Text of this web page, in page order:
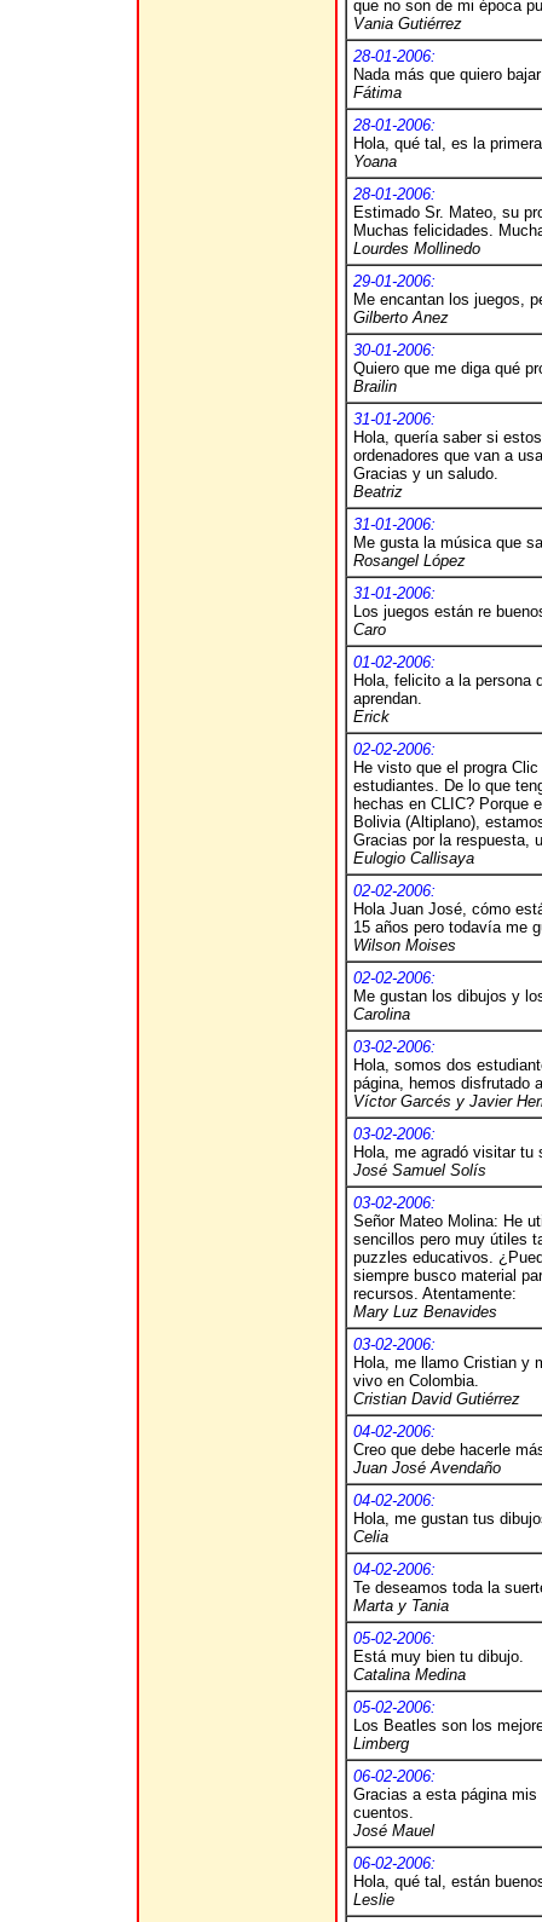
que no son de mi época
Vania Gutiérrez
28-01-2006:
Nada más que quiero
Fátima
28-01-2006:
Hola, qué tal, es la
Yoana
28-01-2006:
Estimado Sr. Mateo, su
Muchas felicidades.
Lourdes Mollinedo
29-01-2006:
Me encantan los juegos,
Gilberto Anez
30-01-2006:
Quiero que me diga qué
Brailin
31-01-2006:
Hola, quería saber si
ordenadores que van a
Gracias y un saludo.
Beatriz
31-01-2006:
Me gusta la música que
Rosangel López
31-01-2006:
Los juegos están re
Caro
01-02-2006:
Hola, felicito a la persona
aprendan.
Erick
02-02-2006:
He visto que el progra
estudiantes. De lo que
hechas en CLIC? Porque
Bolivia (Altiplano),
Gracias por la respuesta,
Eulogio Callisaya
02-02-2006:
Hola Juan José, cómo
15 años pero todavía me
Wilson Moises
02-02-2006:
Me gustan los dibujos y
Carolina
03-02-2006:
Hola, somos dos
página, hemos disfrutado
Víctor Garcés y Javier
03-02-2006:
Hola, me agradó visitar
José Samuel Solís
03-02-2006:
Señor Mateo Molina: He
sencillos pero muy útiles
puzzles educativos.
siempre busco material
recursos. Atentamente:
Mary Luz Benavides
03-02-2006:
Hola, me llamo Cristian y
vivo en Colombia.
Cristian David Gutiérrez
04-02-2006:
Creo que debe hacerle
Juan José Avendaño
04-02-2006:
Hola, me gustan tus
Celia
04-02-2006:
Te deseamos toda la
Marta y Tania
05-02-2006:
Está muy bien tu dibujo.
Catalina Medina
05-02-2006:
Los Beatles son los
Limberg
06-02-2006:
Gracias a esta página
cuentos.
José Mauel
06-02-2006:
Hola, qué tal, están
Leslie